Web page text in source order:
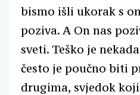
bismo išli ukorak s
poziva. A On nas
sveti. Teško je
često je poučno biti
drugima, svjedok